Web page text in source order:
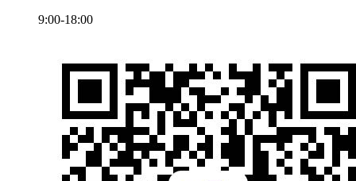
9:00-18:00